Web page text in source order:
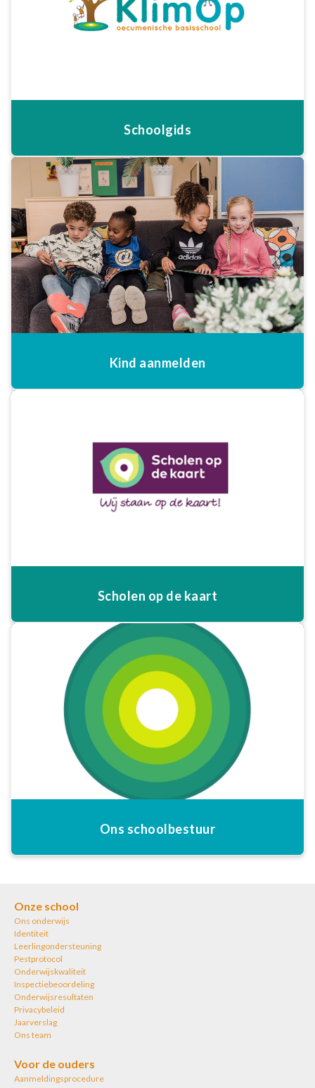
Schoolgids
Kind aanmelden
Scholen op de kaart
Ons schoolbestuur
Onze school
Ons onderwijs
Identiteit
Leerlingondersteuning
Pestprotocol
Onderwijskwaliteit
Inspectiebeoordeling
Onderwijsresultaten
Privacybeleid
Jaarverslag
Ons team
Voor de ouders
Aanmeldingsprocedure